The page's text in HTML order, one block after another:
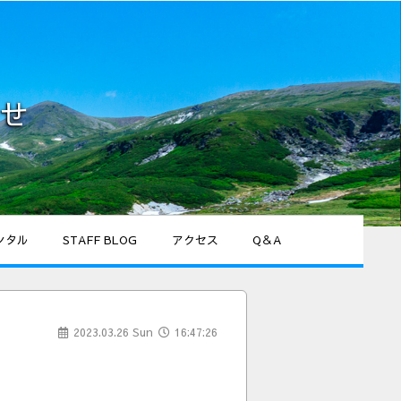
タル STAFF BLOG アクセス Q＆A
2023.03.26 Sun 16:47:26